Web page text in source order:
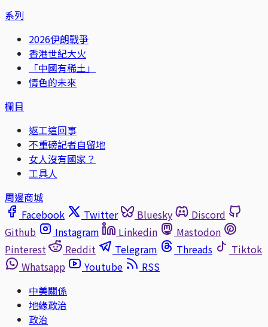
系列
2026伊朗戰爭
香港世紀大火
「中國有稀土」
情色的未來
欄目
返工這回事
不重磅記者自留地
女人沒有國家？
工具人
周邊商城
Facebook
Twitter Bluesky
Discord
Github
Instagram Linkedin
Mastodon
Pinterest
Reddit Telegram Threads
Tiktok
Whatsapp
Youtube
RSS
中美關係
地緣政治
政治